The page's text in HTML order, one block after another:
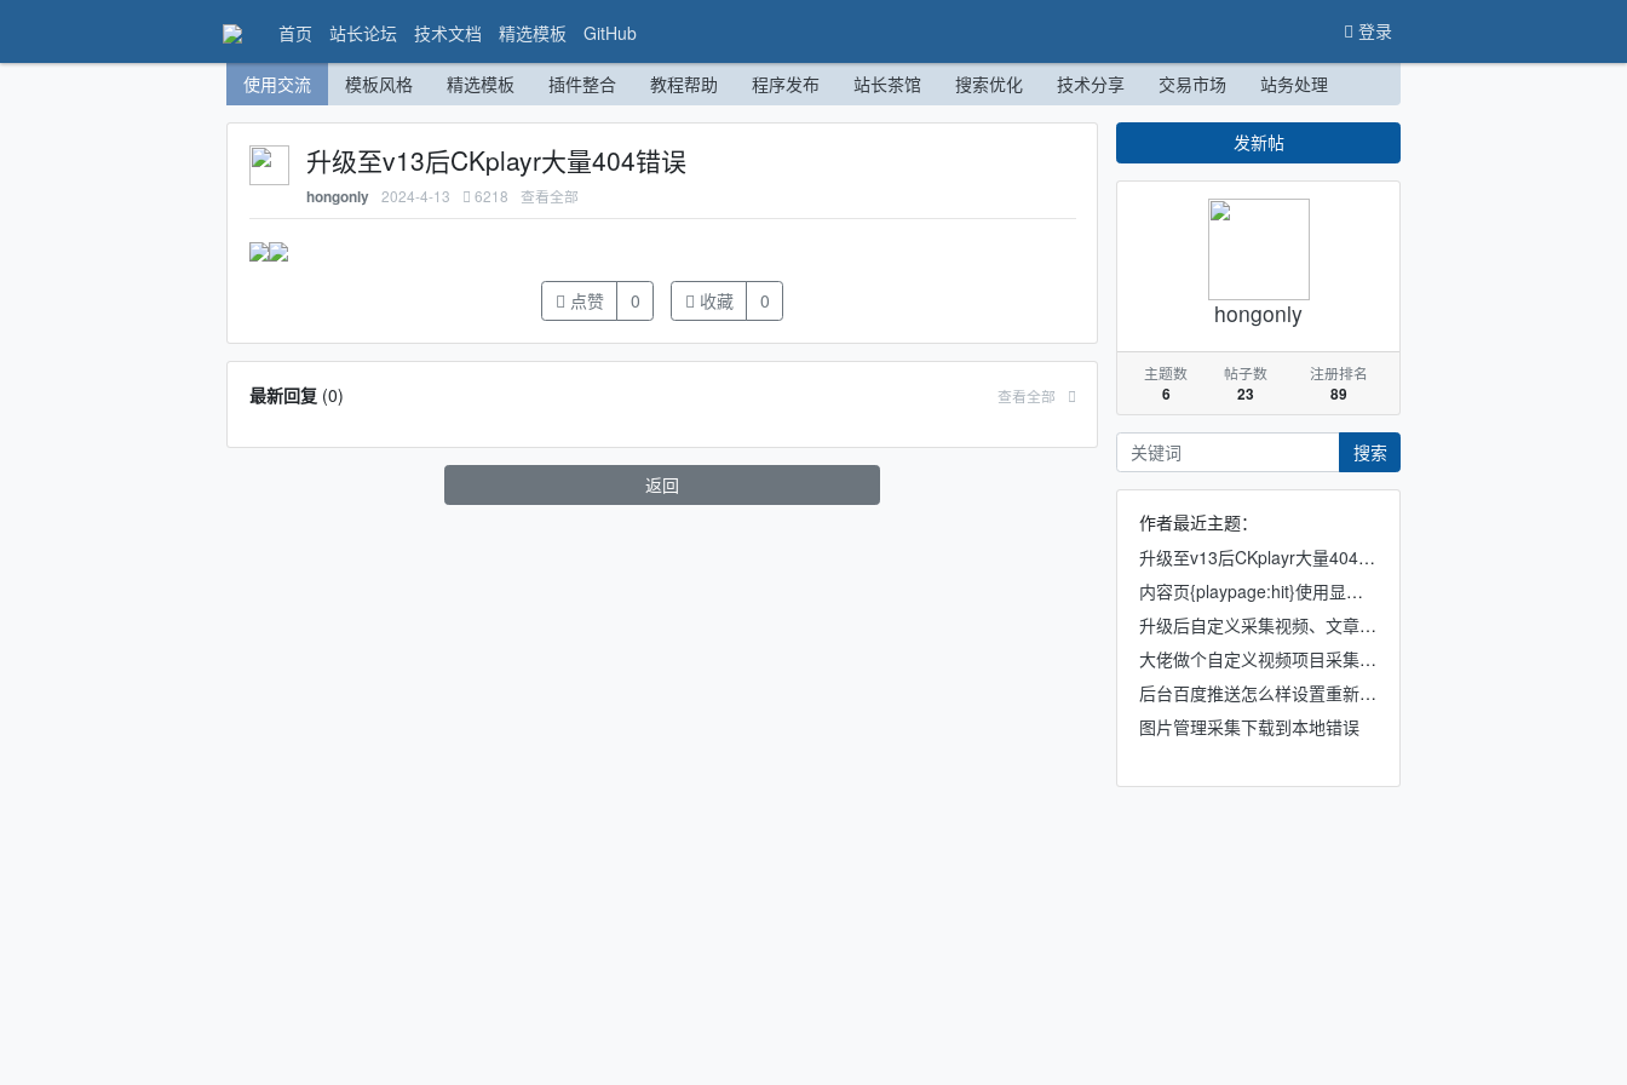
首页 站长论坛 技术文档 精选模板 GitHub 登录
使用交流 模板风格 精选模板 插件整合 教程帮助 程序发布 站长茶馆 搜索优化 技术分享 交易市场 站务处理
升级至v13后CKplayr大量404错误
hongonly 2024-4-13 6218 查看全部
点赞 0 收藏 0
最新回复(0) 查看全部
返回
发新帖
hongonly
主题数
6
帖子数
23
注册排名
89
搜索
作者最近主题：
升级至v13后CKplayr大量404错误
内容页{playpage:hit}使用显示不出来数值
升级后自定义采集视频、文章入临时库没有显示
大佬做个自定义视频项目采集和自定义新闻项目采集啊脚本采集啊
后台百度推送怎么样设置重新0开始？
图片管理采集下载到本地错误